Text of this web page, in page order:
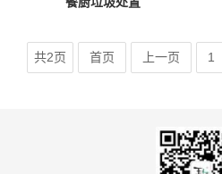
共2页 首页 上一页 1